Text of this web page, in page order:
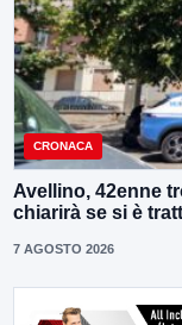
CRONACA
Avellino, 42enne
chiarirà se si è
7 AGOSTO 2026